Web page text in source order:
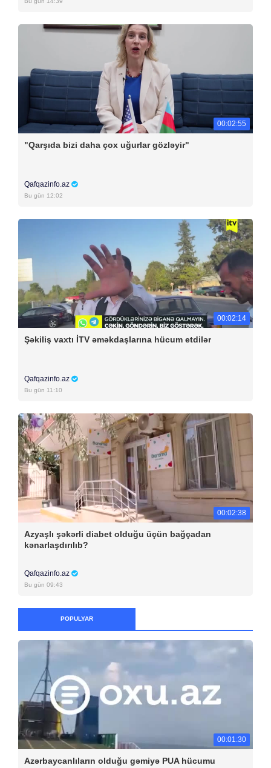
00:02:55
"Qarşıda bizi daha çox uğurlar gözləyir"
Qafqazinfo.az
Bu gün 12:02
00:02:14
Şəkiliş vaxtı İTV əməkdaşlarına hücum etdilər
Qafqazinfo.az
Bu gün 11:10
00:02:38
Azyaşlı şəkərli diabet olduğu üçün bağçadan
kənarlaşdırılıb?
Qafqazinfo.az
Bu gün 09:43
POPULYAR
00:01:30
Azərbaycanlıların olduğu gəmiyə PUA hücumu